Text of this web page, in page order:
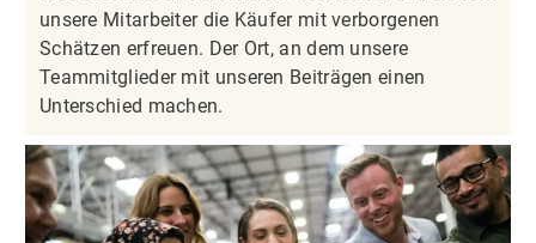
unsere Mitarbeiter die Käufer mit verborgenen
Schätzen erfreuen. Der Ort, an dem unsere
Teammitglieder mit unseren Beiträgen einen
Unterschied machen.